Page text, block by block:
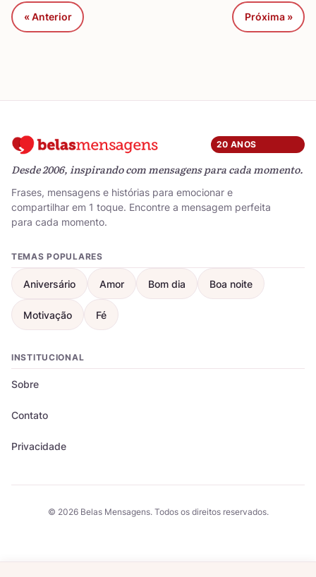
« Anterior Próxima »
20 ANOS
Desde 2006, inspirando com mensagens para cada momento.
Frases, mensagens e histórias para emocionar e
compartilhar em 1 toque. Encontre a mensagem perfeita
para cada momento.
TEMAS POPULARES
Aniversário Amor Bom dia Boa noite
Motivação Fé
INSTITUCIONAL
Sobre
Contato
Privacidade
© 2026 Belas Mensagens. Todos os direitos reservados.